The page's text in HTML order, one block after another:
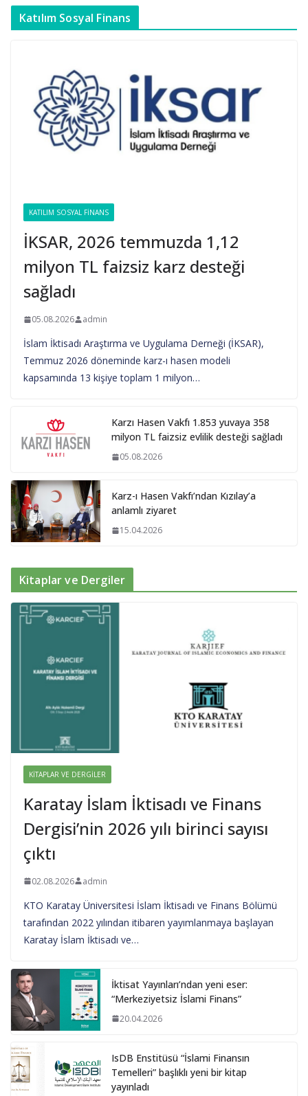
Katılım Sosyal Finans
KATILIM SOSYAL FINANS
İKSAR, 2026 temmuzda 1,12
milyon TL faizsiz karz desteği
sağladı
05.08.2026 admin
İslam İktisadı Araştırma ve Uygulama Derneği (İKSAR),
Temmuz 2026 döneminde karz-ı hasen modeli
kapsamında 13 kişiye toplam 1 milyon…
Karzı Hasen Vakfı 1.853 yuvaya 358
milyon TL faizsiz evlilik desteği sağladı
05.08.2026
Karz-ı Hasen Vakfı’ndan Kızılay’a
anlamlı ziyaret
15.04.2026
Kitaplar ve Dergiler
KITAPLAR VE DERGILER
Karatay İslam İktisadı ve Finans
Dergisi’nin 2026 yılı birinci sayısı
çıktı
02.08.2026 admin
KTO Karatay Üniversitesi İslam İktisadı ve Finans Bölümü
tarafından 2022 yılından itibaren yayımlanmaya başlayan
Karatay İslam İktisadı ve…
İktisat Yayınları’ndan yeni eser:
“Merkeziyetsiz İslami Finans”
20.04.2026
IsDB Enstitüsü “İslami Finansın
Temelleri” başlıklı yeni bir kitap
yayınladı